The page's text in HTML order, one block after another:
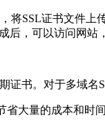
将SSL证书文件
，可以访问网站
书。对于多域
大量的成本和